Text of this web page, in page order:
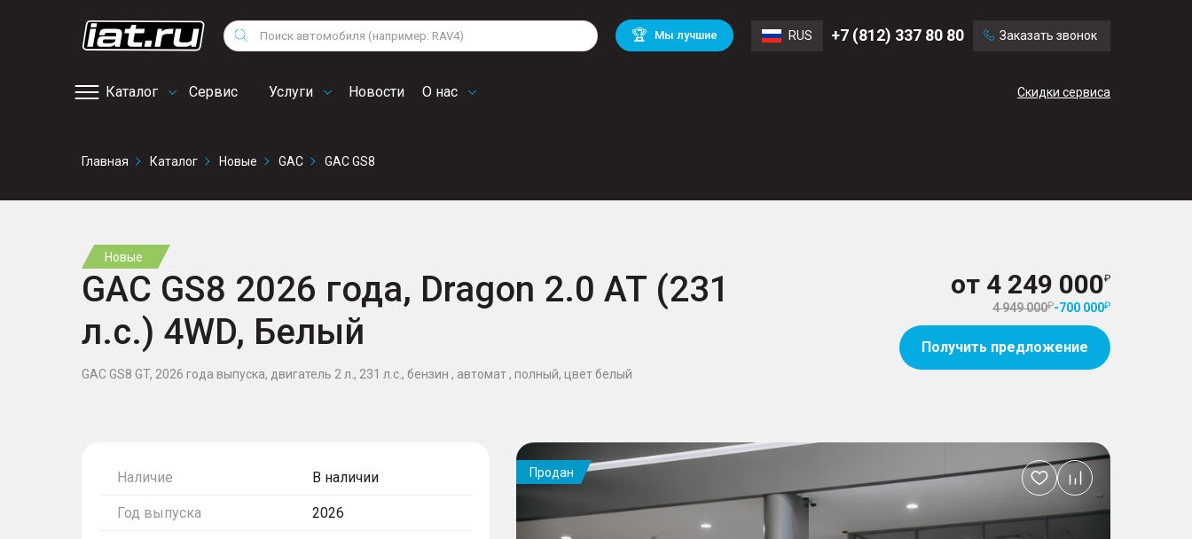
Поиск 🏆 Мы лучшие RUS +7 (812) 337 80 80 Заказать звонок
Каталог Сервис
сервис
Услуги Новости О нас Скидки сервиса
Снегоходы
Квадроциклы
Volkswagen
Mitsubishi BMW
Audi
Chevrolet Volvo
Главная Каталог Новые GAC GAC GS8
Новые
GAC GS8 2026 года, Dragon 2.0 AT (231
л.с.) 4WD, Белый
GAC GS8 GT, 2026 года выпуска, двигатель 2 л., 231 л.с., бензин , автомат , полный, цвет белый
от 4 249 000
4 949 000 -700 000
Получить предложение
Наличие В наличии
Год выпуска 2026
Продан
Добавить
в
избранное